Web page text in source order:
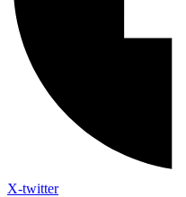
X-twitter